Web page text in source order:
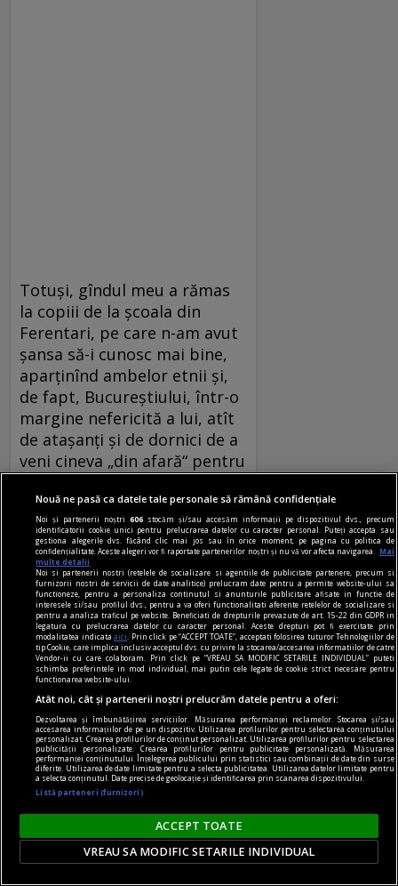
Totuși, gîndul meu a rămas
la copiii de la școala din
Ferentari, pe care n-am avut
șansa să-i cunosc mai bine,
aparținînd ambelor etnii și,
de fapt, Bucureștiului, într-o
margine nefericită a lui, atît
de atașanți și de dornici de a
veni cineva „din afară“ pentru
facem cu ei?
Foto: M. Lazarevski, flickr
Nouă ne pasă ca datele tale personale să rămână confidențiale
Noi și partenerii noștri606 stocăm și/sau accesăm informații pe dispozitivul dvs., precum
identificatorii cookie unici pentru prelucrarea datelor cu caracter personal. Puteți accepta sau
gestiona alegerile dvs. făcând clic mai jos sau în orice moment, pe pagina cu politica de
confidențialitate. Aceste alegeri vor fi raportate partenerilor noștri și nu vă vor afecta navigarea.
Mai
multe detalii
Noi si partenerii nostri (retelele de socializare si agentiile de publicitate partenere, precum si
furnizorii nostri de servicii de date analitice) prelucram date pentru a permite website-ului sa
functioneze, pentru a personaliza continutul si anunturile publicitare afisate in functie de
interesele si/sau profilul dvs., pentru a va oferi functionalitati aferente retelelor de socializare si
pentru a analiza traficul pe website. Beneficiati de drepturile prevazute de art. 15-22 din GDPR in
legatura cu prelucrarea datelor cu caracter personal. Aceste drepturi pot fi exercitate prin
modalitatea indicataaici
. Prin click pe “ACCEPT TOATE”, acceptati folosirea tuturor Tehnologiilor de
tip Cookie, care implica inclusiv acceptul dvs. cu privire la stocarea/accesarea informatiilor de catre
Vendor-ii cu care colaboram. Prin click pe “VREAU SA MODIFIC SETARILE INDIVIDUAL” puteti
schimba preferintele in mod individual, mai putin cele legate de cookie strict necesare pentru
functionarea website-ului.
Atât noi, cât și partenerii noștri prelucrăm datele pentru a oferi:
Dezvoltarea și îmbunătățirea serviciilor. Măsurarea performanței reclamelor. Stocarea și/sau
accesarea informațiilor de pe un dispozitiv. Utilizarea profilurilor pentru selectarea conținutului
personalizat. Crearea profilurilor de conținut personalizat. Utilizarea profilurilor pentru selectarea
publicității personalizate. Crearea profilurilor pentru publicitate personalizată. Măsurarea
performanței conținutului. Înțelegerea publicului prin statistici sau combinații de date din surse
diferite. Utilizarea de date limitate pentru a selecta publicitatea. Utilizarea datelor limitate pentru
a selecta conținutul. Date precise de geolocație și identificarea prin scanarea dispozitivului.
Listă parteneri (furnizori)
ACCEPT TOATE
VREAU SA MODIFIC SETARILE INDIVIDUAL